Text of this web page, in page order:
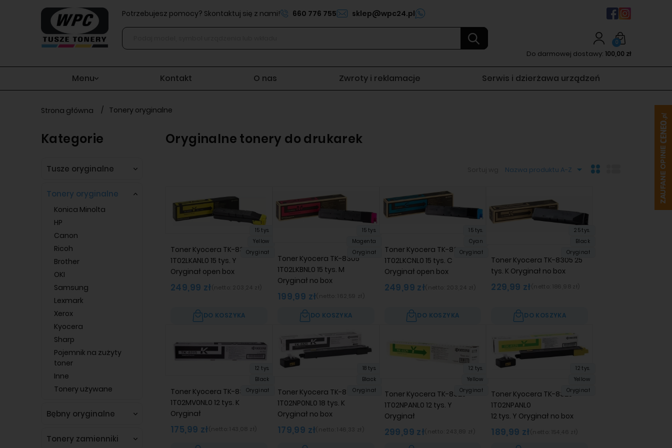
Potrzebujesz pomocy? Skontaktuj się z nami! 660 776 755 sklep@wpc24.pl
0
Do darmowej dostawy: 100,00 zł
Menu Kontakt O nas Zwroty i reklamacje Serwis i dzierżawa urządzeń
Strona główna / Tonery oryginalne
Kategorie
Tusze oryginalne
Tonery oryginalne
Konica Minolta
HP
Canon
Ricoh
Brother
OKI
Samsung
Lexmark
Xerox
Kyocera
Sharp
Pojemnik na zużyty
toner
Inne
Tonery używane
Bębny oryginalne
Tonery zamienniki
Oryginalne tonery do drukarek
Nazwa produktu A-Z
Toner Kyocera TK-8305
1T02LKANL0 15 tys. Y
Oryginał open box
249,99 zł(netto: 203,24 zł
DO KOSZYKA
15 tys.
Yellow
Oryginał
Toner Kyocera TK-8305
1T02LKBNL0 15 tys. M
Oryginał no box
199,99 zł(netto: 162,59 zł
DO KOSZYKA
15 tys.
Magenta
Oryginał
Toner Kyocera TK-8305
1T02LKCNL0 15 tys. C
Oryginał open box
249,99 zł(netto: 203,24 zł
DO KOSZYKA
15 tys.
Cyan
Oryginał
Toner Kyocera TK-8305 25
tys. K Oryginał no box
229,99 zł(netto: 186,98 zł
DO KOSZYKA
25 tys.
Black
Oryginał
Toner Kyocera TK-8315
1T02MV0NL0 12 tys. K
Oryginał
175,99 zł(netto: 143,08 zł
12 tys.
Black
Oryginał
Toner Kyocera TK-8325
1T02NP0NL0 18 tys. K
Oryginał no box
179,99 zł(netto: 146,33 zł
18 tys.
Black
Oryginał
Toner Kyocera TK-8325
1T02NPANL0 12 tys. Y
Oryginał
299,99 zł(netto: 243,89 zł
12 tys.
Yellow
Oryginał
Toner Kyocera TK-8325
1T02NPANL0
12 tys. Y Oryginał no box
189,99 zł(netto: 154,46 zł
12 tys.
Yellow
Oryginał